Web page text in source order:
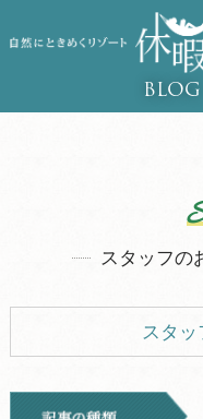
BLOG
スタッフの
スタッ